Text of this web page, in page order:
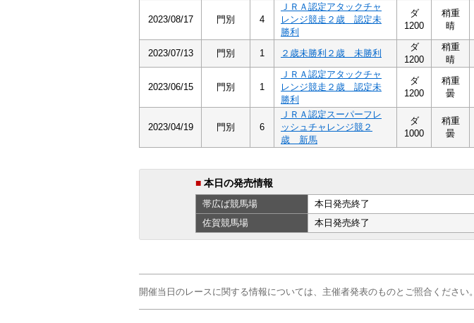
2023/08/17 門別 4
ＪＲＡ認定アタックチャ
レンジ競走２歳 認定未
勝利
ダ
1200
稍重
晴
2023/07/13 門別 1 ２歳未勝利２歳 未勝利
ダ
1200
稍重
晴
2023/06/15 門別 1
ＪＲＡ認定アタックチャ
レンジ競走２歳 認定未
勝利
ダ
1200
稍重
曇
2023/04/19 門別 6
ＪＲＡ認定スーパーフレ
ッシュチャレンジ競２
歳 新馬
ダ
1000
稍重
曇
■ 本日の発売情報
帯広ば競馬場 本日発売終了
佐賀競馬場 本日発売終了
開催当日のレースに関する情報については、主催者発表のものとご照合ください。